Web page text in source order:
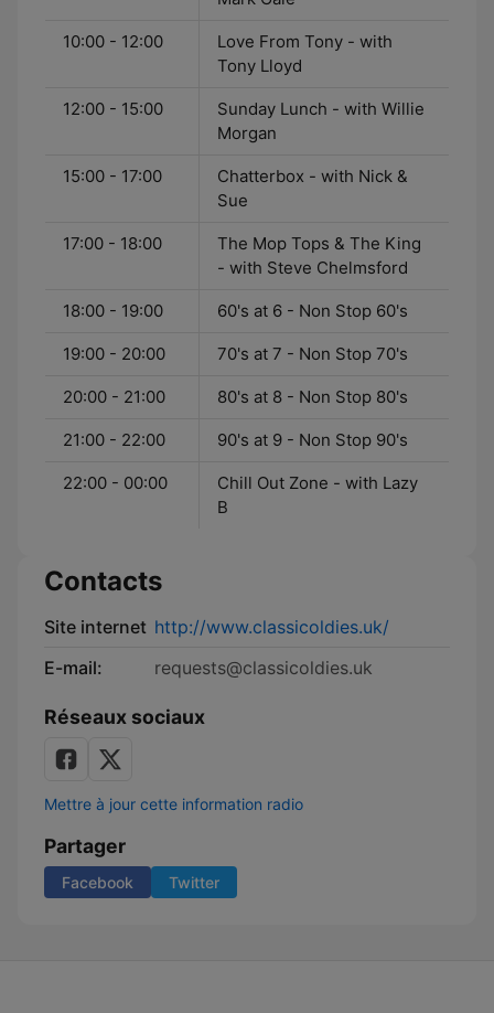
10:00 - 12:00
Love From Tony - with
Tony Lloyd
12:00 - 15:00
Sunday Lunch - with Willie
Morgan
15:00 - 17:00
Chatterbox - with Nick &
Sue
17:00 - 18:00
The Mop Tops & The King
- with Steve Chelmsford
18:00 - 19:00 60's at 6 - Non Stop 60's
19:00 - 20:00 70's at 7 - Non Stop 70's
20:00 - 21:00 80's at 8 - Non Stop 80's
21:00 - 22:00 90's at 9 - Non Stop 90's
22:00 - 00:00
Chill Out Zone - with Lazy
B
Contacts
Site internet http://www.classicoldies.uk/
E-mail:
requests@classicoldies.uk
Réseaux sociaux
Mettre à jour cette information radio
Partager
Facebook Twitter